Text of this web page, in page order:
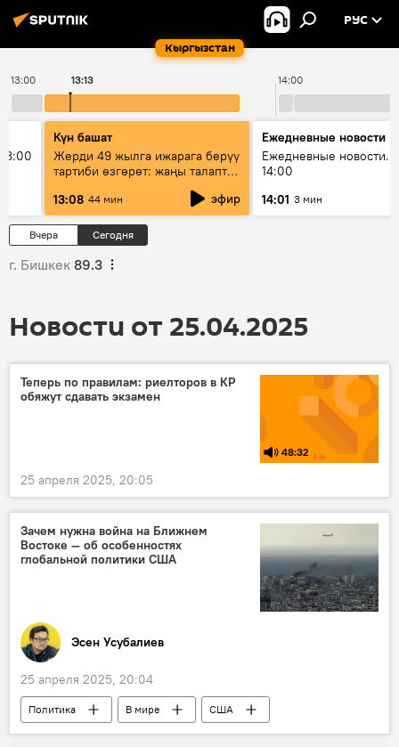
Кыргызстан
РУС
13:00 14:00
13:13
Күн башат
Жерди 49 жылга ижарага берүү
тартиби өзгөрөт: жаңы талаптар
13:08 44 мин эфир
Ежедневные новости
Ежедневные новости.
14:00
14:01 3 мин
Вчера Сегодня
г. Бишкек 89.3
Новости от 25.04.2025
Теперь по правилам: риелторов в КР
обяжут сдавать экзамен
48:32
25 апреля 2025, 20:05
Зачем нужна война на Ближнем
Востоке — об особенностях
глобальной политики США
Эсен Усубалиев
25 апреля 2025, 20:04
Политика В мире
США
Израиль
Ближний Восток
Иран